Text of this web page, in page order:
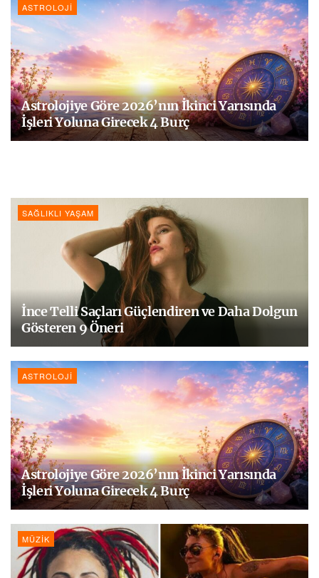
ASTROLOJI
Astrolojiye Göre 2026’nın İkinci Yarısında
İşleri Yoluna Girecek 4 Burç
SAĞLIKLI YAŞAM
İnce Telli Saçları Güçlendiren ve Daha Dolgun
Gösteren 9 Öneri
ASTROLOJI
Astrolojiye Göre 2026’nın İkinci Yarısında
İşleri Yoluna Girecek 4 Burç
MÜZIK